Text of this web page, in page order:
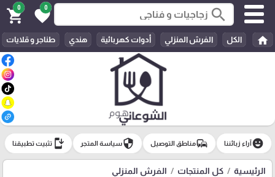
search
0
favorite
0
shopping_cart
home الكل الفرش المنزلي أدوات كهربائية هندي طناجر و قلايات
emoji_emotionsآراء زبائننا commuteمناطق التوصيل securityسياسة المتجر install_mobile تثبيت تطبيقنا
الرئيسية كل المنتجات الفرش المنزلي